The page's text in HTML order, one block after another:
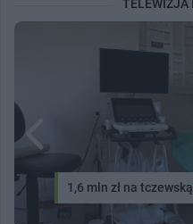
TELEWIZJA
1,6 mln zł na